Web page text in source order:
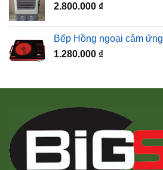
2.800.000 ₫
Bếp Hồng ngoại cảm ứng
1.280.000 ₫